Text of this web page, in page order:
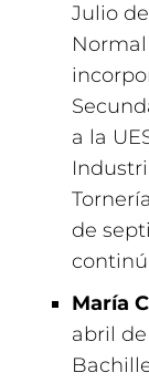
Julio de
Normal
a la
de
María
abril de